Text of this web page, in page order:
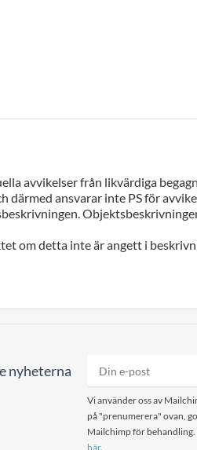
avvikelser från likvärdiga
därmed ansvarar inte PS för
om detta inte är angett i
nyheterna
Vi använder oss av
på "prenumerera" ovan,
Mailchimp för behandling.
här.